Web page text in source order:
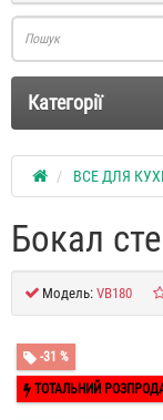
Категорії
ВСЕ ДЛЯ
Бокал
Модель: VB180
-31 %
ТОТАЛЬНИЙ